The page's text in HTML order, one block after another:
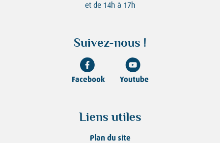
et de 14h à 17h
Suivez-nous !
Facebook Youtube
Liens utiles
Plan du site